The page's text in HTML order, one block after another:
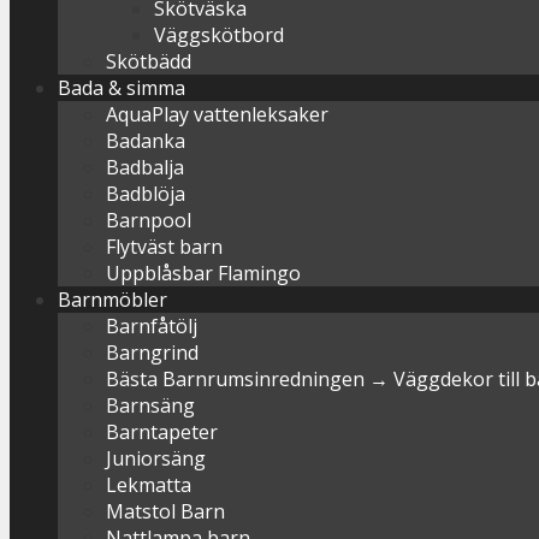
Skötväska
Väggskötbord
Skötbädd
Bada & simma
AquaPlay vattenleksaker
Badanka
Badbalja
Badblöja
Barnpool
Flytväst barn
Uppblåsbar Flamingo
Barnmöbler
Barnfåtölj
Barngrind
Bästa Barnrumsinredningen → Väggdekor till
Barnsäng
Barntapeter
Juniorsäng
Lekmatta
Matstol Barn